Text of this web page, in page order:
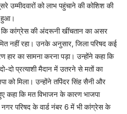
उम्मीदवारों को लाभ पहुंचाने की कोशिश की
हुआ।
कि कांग्रेस की अंदरूनी खींचतान का असर
नहीं रहा। उनके अनुसार, जिला परिषद कई
हार का सामना करना पड़ा। उन्होंने कहा कि
दो प्रत्याशी मैदान में उतरने से मतों का
को मिला। उन्होंने तपिंदर सिंह सैनी और
कहा कि मत विभाजन के कारण भाजपा
नगर परिषद के वार्ड नंबर 6 में भी कांग्रेस के